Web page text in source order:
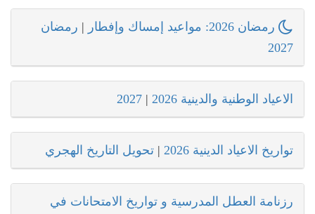
رمضان 2026: مواعيد إمساك وإفطار | رمضان
2027
الاعياد الوطنية والدينية 2026 |
2027
تواريخ الاعياد الدينية 2026 | تحويل التاريخ الهجري
رزنامة العطل المدرسية و تواريخ الامتحانات في